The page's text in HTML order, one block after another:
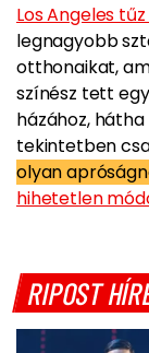
Los Angeles
legnagyobb
otthonaikat,
színész tett
házához,
tekintetben
olyan
hihetetlen
RIPOST